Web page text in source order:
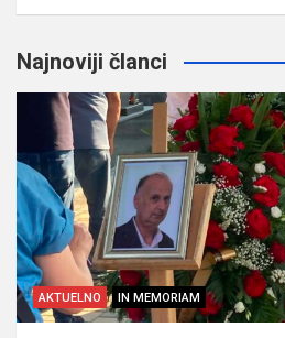
Najnoviji članci
AKTUELNO IN MEMORIAM